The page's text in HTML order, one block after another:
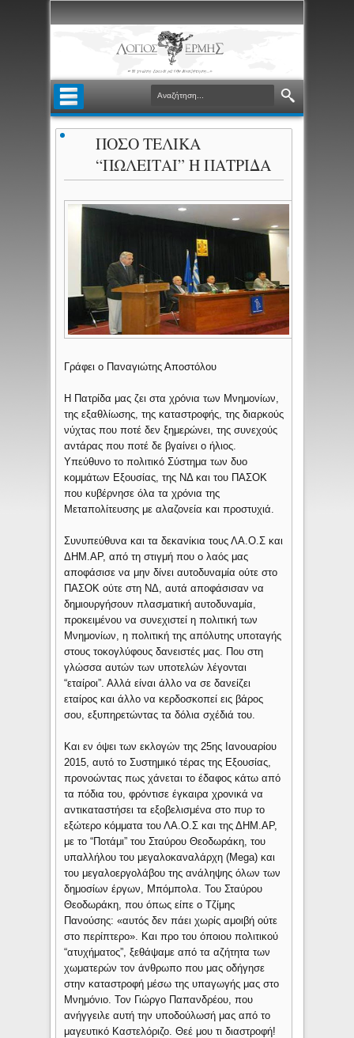
ΠΟΣΟ ΤΕΛΙΚΑ
“ΠΩΛΕΙΤΑΙ” Η ΠΑΤΡΙΔΑ
Γράφει ο Παναγιώτης Αποστόλου
Η Πατρίδα μας ζει στα χρόνια των Μνημονίων,
της εξαθλίωσης, της καταστροφής, της διαρκούς
νύχτας που ποτέ δεν ξημερώνει, της συνεχούς
αντάρας που ποτέ δε βγαίνει ο ήλιος.
Υπεύθυνο το πολιτικό Σύστημα των δυο
κομμάτων Εξουσίας, της ΝΔ και του ΠΑΣΟΚ
που κυβέρνησε όλα τα χρόνια της
Μεταπολίτευσης με αλαζονεία και προστυχιά.
Συνυπεύθυνα και τα δεκανίκια τους ΛΑ.Ο.Σ και
ΔΗΜ.ΑΡ, από τη στιγμή που ο λαός μας
αποφάσισε να μην δίνει αυτοδυναμία ούτε στο
ΠΑΣΟΚ ούτε στη ΝΔ, αυτά αποφάσισαν να
δημιουργήσουν πλασματική αυτοδυναμία,
προκειμένου να συνεχιστεί η πολιτική των
Μνημονίων, η πολιτική της απόλυτης υποταγής
στους τοκογλύφους δανειστές μας. Που στη
γλώσσα αυτών των υποτελών λέγονται
“εταίροι”. Αλλά είναι άλλο να σε δανείζει
εταίρος και άλλο να κερδοσκοπεί εις βάρος
σου, εξυπηρετώντας τα δόλια σχέδιά του.
Και εν όψει των εκλογών της 25ης Ιανουαρίου
2015, αυτό το Συστημικό τέρας της Εξουσίας,
προνοώντας πως χάνεται το έδαφος κάτω από
τα πόδια του, φρόντισε έγκαιρα χρονικά να
αντικαταστήσει τα εξοβελισμένα στο πυρ το
εξώτερο κόμματα του ΛΑ.Ο.Σ και της ΔΗΜ.ΑΡ,
με το “Ποτάμι” του Σταύρου Θεοδωράκη, του
υπαλλήλου του μεγαλοκαναλάρχη (Mega) και
του μεγαλοεργολάβου της ανάληψης όλων των
δημοσίων έργων, Μπόμπολα. Του Σταύρου
Θεοδωράκη, που όπως είπε ο Τζίμης
Πανούσης: «αυτός δεν πάει χωρίς αμοιβή ούτε
στο περίπτερο». Και προ του όποιου πολιτικού
“ατυχήματος”, ξεθάψαμε από τα αζήτητα των
χωματερών τον άνθρωπο που μας οδήγησε
στην καταστροφή μέσω της υπαγωγής μας στο
Μνημόνιο. Τον Γιώργο Παπανδρέου, που
ανήγγειλε αυτή την υποδούλωσή μας από το
μαγευτικό Καστελόριζο. Θεέ μου τι διαστροφή!